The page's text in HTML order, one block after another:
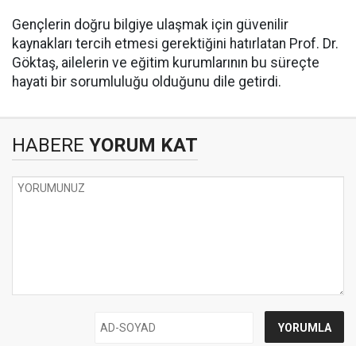
Gençlerin doğru bilgiye ulaşmak için güvenilir
kaynakları tercih etmesi gerektiğini hatırlatan Prof. Dr.
Göktaş, ailelerin ve eğitim kurumlarının bu süreçte
hayati bir sorumluluğu olduğunu dile getirdi.
HABERE YORUM KAT